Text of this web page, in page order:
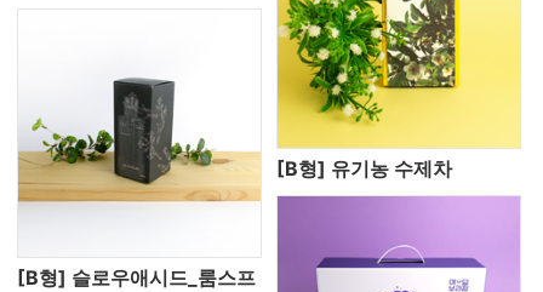
[B형] 슬로우애시드_룸스프
[B형] 유기농 수제차